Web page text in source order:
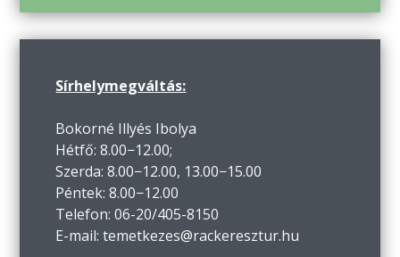
Sírhelymegváltás:
Bokorné Illyés Ibolya
Hétfő: 8.00−12.00;
Szerda: 8.00−12.00, 13.00−15.00
Péntek: 8.00−12.00
Telefon: 06-20/405-8150
E-mail: temetkezes@rackeresztur.hu